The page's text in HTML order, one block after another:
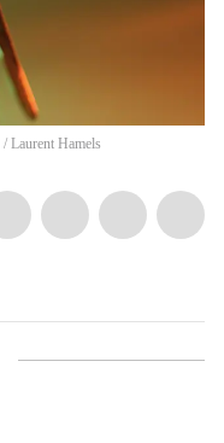
/ Laurent Hamels